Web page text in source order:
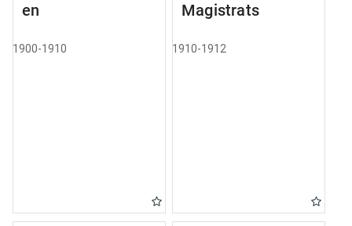
en
1900-1910
Magistrats
1910-1912